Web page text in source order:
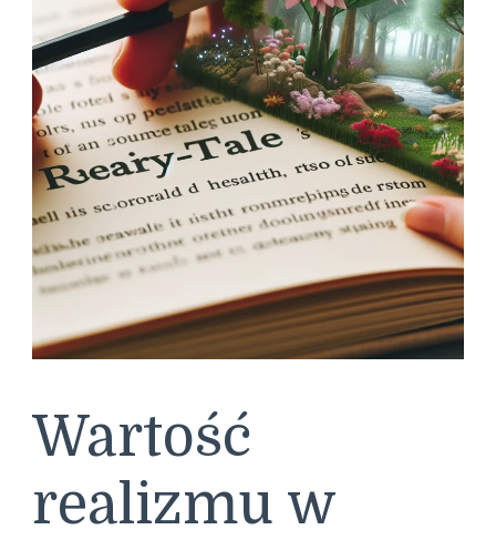
Wartość
realizmu w